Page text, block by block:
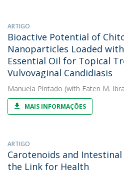
ARTIGO
Bioactive Potential of
Nanoparticles Loaded
Essential Oil for Topical
Vulvovaginal Candidiasis
Manuela Pintado (with Faten M.
MAIS INFORMAÇÕES
ARTIGO
Carotenoids and
the Link for Health